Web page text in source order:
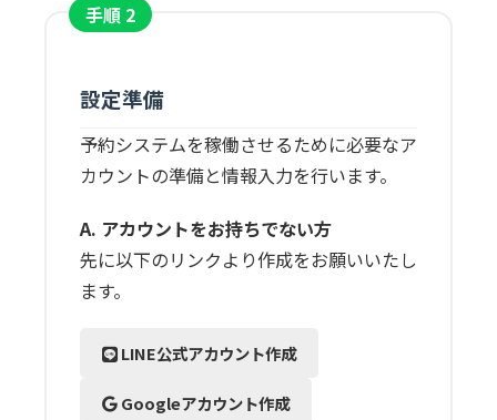
手順 2
設定準備
予約システムを稼働させるために必要なア
カウントの準備と情報入力を行います。
A. アカウントをお持ちでない方
先に以下のリンクより作成をお願いいたし
ます。
LINE公式アカウント作成
Googleアカウント作成